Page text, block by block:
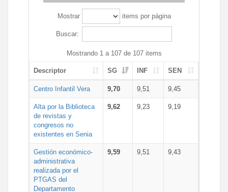
Mostrar items por página
Buscar:
Mostrando 1 a 107 de 107 items
Descriptor SG INF SEN
Centro Infantil Vera 9,70 9,51 9,45
Alta por la Biblioteca
de revistas y
congresos no
existentes en Senia
9,62 9,23 9,19
Gestión económico-
administrativa
realizada por el
PTGAS del
Departamento
9,59 9,51 9,43